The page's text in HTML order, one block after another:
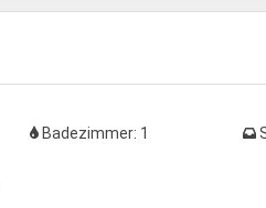
Badezimmer: 1